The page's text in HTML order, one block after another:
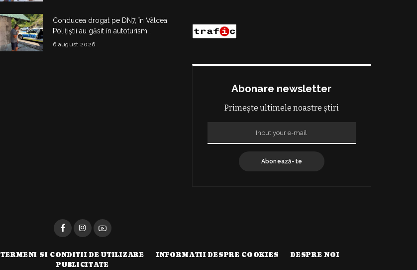
Conducea drogat pe DN7, în Vâlcea.
Polițiștii au găsit în autoturism
obiecte și substanțe suspecte
6 august 2026
Abonare newsletter
Primește ultimele noastre știri
Abonează-te
TERMENI SI CONDITII DE UTILIZARE INFORMATII DESPRE COOKIES
DESPRE NOI
PUBLICITATE